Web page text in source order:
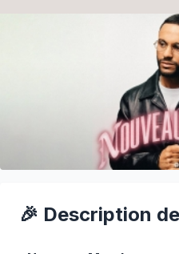
🎉 Description